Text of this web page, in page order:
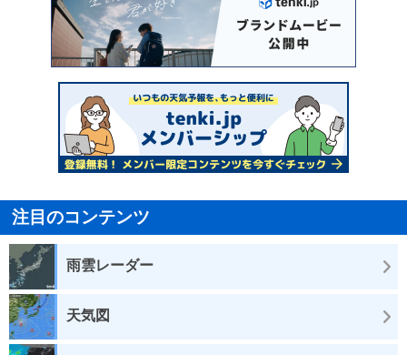
注目のコンテンツ
雨雲レーダー
天気図